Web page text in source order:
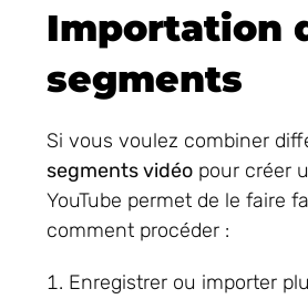
Importation
segments
Si vous voulez combiner
segments vidéo pour créer
YouTube permet de le faire
comment procéder :
Enregistrer ou importer